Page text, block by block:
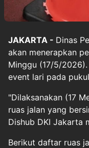
JAKARTA - Dinas
akan menerapkan
Minggu (17/5/
event lari pada
"Dilaksanakan (17
ruas jalan yang
Dishub DKI Jakarta
Berikut daftar ruas